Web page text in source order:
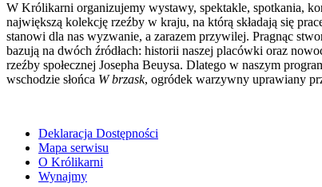
W Królikarni organizujemy wystawy, spektakle, spotkania,
największą kolekcję rzeźby w kraju, na którą składają się
stanowi dla nas wyzwanie, a zarazem przywilej. Pragnąc
bazują na dwóch źródłach: historii naszej placówki oraz
rzeźby społecznej Josepha Beuysa. Dlatego w naszym
wschodzie słońca W brzask, ogródek warzywny uprawiany
Deklaracja Dostępności
Mapa serwisu
O Królikarni
Wynajmy